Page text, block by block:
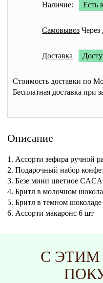
Наличие: Есть
Самовывоз Через
Доставка
Стоимость доставки по
Бесплатная доставка при
Описание
1. Ассорти зефира ручной
2. Подарочный набор
3. Безе мини цветное
4. Бритл в молочном
5. Бритл в темном
6. Ассорти макаронс 6 шт
С